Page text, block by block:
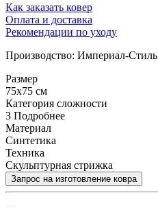
Как заказать ковер
Оплата и доставка
Рекомендации по уходу
Производство: Империал-Стиль
Размер
75x75 см
Категория сложности
3 Подробнее
Материал
Синтетика
Техника
Скульптурная стрижка